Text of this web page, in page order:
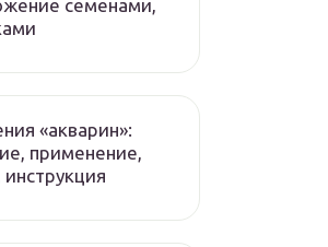
семенами,
«акварин»:
применение,
инструкция